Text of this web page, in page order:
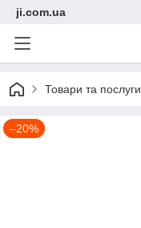
ji.com.ua
Товари та послуги
–20%